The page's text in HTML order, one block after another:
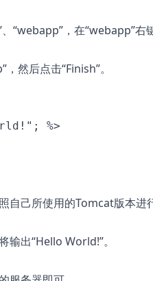
“webapp”，在“webapp”右键
然后点击“Finish”。
己所使用的Tomcat版本进
输出“Hello World!”。